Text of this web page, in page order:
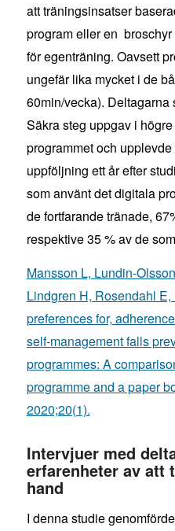
att träningsinsatser
program eller en
för egenträning. Oavsett
ungefär lika mycket i de
60min/vecka). Deltagarna
Säkra steg uppgav i
programmet och
uppföljning ett år efter
som använt det digitala
de fortfarande tränade,
respektive 35 % av de
Mansson L, Lundin-
Lindgren H, Rosendahl E,
preferences for,
self-management falls
programmes: A
programme and a paper
2020;20(1).
Intervjuer med
erfarenheter av att
hand
I denna studie